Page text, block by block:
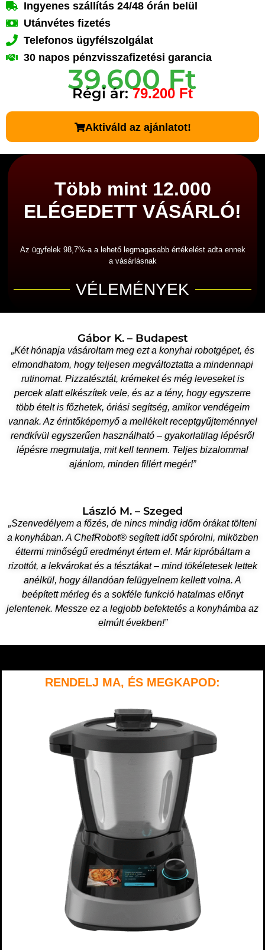
Ingyenes szállítás 24/48 órán belül
Utánvétes fizetés
Telefonos ügyfélszolgálat
30 napos pénzvisszafizetési garancia
39.600 Ft
Régi ár: 79.200 Ft
Aktiváld az ajánlatot!
Több mint 12.000
ELÉGEDETT VÁSÁRLÓ!
Az ügyfelek 98,7%-a a lehető legmagasabb értékelést adta ennek
a vásárlásnak
VÉLEMÉNYEK
Gábor K. – Budapest
„Két hónapja vásároltam meg ezt a konyhai robotgépet, és
elmondhatom, hogy teljesen megváltoztatta a mindennapi
rutinomat. Pizzatésztát, krémeket és még leveseket is
percek alatt elkészítek vele, és az a tény, hogy egyszerre
több ételt is főzhetek, óriási segítség, amikor vendégeim
vannak. Az érintőképernyő a mellékelt receptgyűjteménnyel
rendkívül egyszerűen használható – gyakorlatilag lépésről
lépésre megmutatja, mit kell tennem. Teljes bizalommal
ajánlom, minden fillért megér!”
László M. – Szeged
„Szenvedélyem a főzés, de nincs mindig időm órákat tölteni
a konyhában. A ChefRobot® segített időt spórolni, miközben
éttermi minőségű eredményt értem el. Már kipróbáltam a
rizottót, a lekvárokat és a tésztákat – mind tökéletesek lettek
anélkül, hogy állandóan felügyelnem kellett volna. A
beépített mérleg és a sokféle funkció hatalmas előnyt
jelentenek. Messze ez a legjobb befektetés a konyhámba az
elmúlt években!”
RENDELJ MA, ÉS MEGKAPOD: